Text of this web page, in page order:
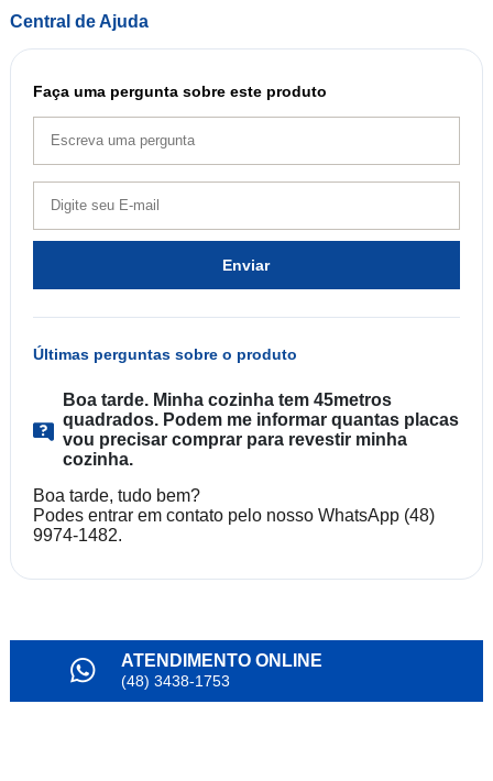
Central de Ajuda
Faça uma pergunta sobre este produto
Enviar
Últimas perguntas sobre o produto
Boa tarde. Minha cozinha tem 45metros
quadrados. Podem me informar quantas placas
vou precisar comprar para revestir minha
cozinha.
Boa tarde, tudo bem?
Podes entrar em contato pelo nosso WhatsApp (48)
9974-1482.
ATENDIMENTO ONLINE
(48) 3438-1753